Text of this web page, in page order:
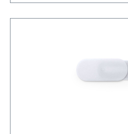
einem individuellen Beutel
Kartoneinlage.Haftend. 3